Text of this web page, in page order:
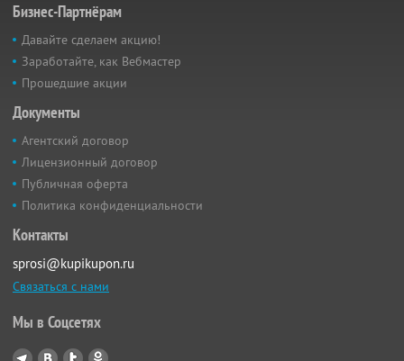
Бизнес-Партнёрам
Давайте сделаем акцию!
Заработайте, как Вебмастер
Прошедшие акции
Документы
Агентский договор
Лицензионный договор
Публичная оферта
Политика конфиденциальности
Контакты
sprosi@kupikupon.ru
Связаться с нами
Мы в Соцсетях